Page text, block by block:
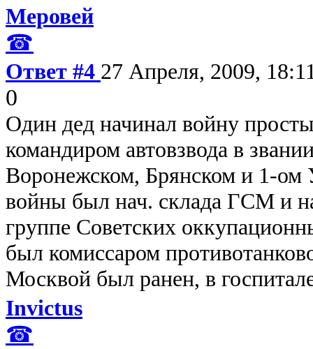
Меровей
☎
Ответ #4 27 Апреля, 2009,
0
Один дед начинал войну
командиром автовзвода в
Воронежском, Брянском и 1-ом
войны был нач. склада ГСМ и
группе Советских
был комиссаром
Москвой был ранен, в
Invictus
☎